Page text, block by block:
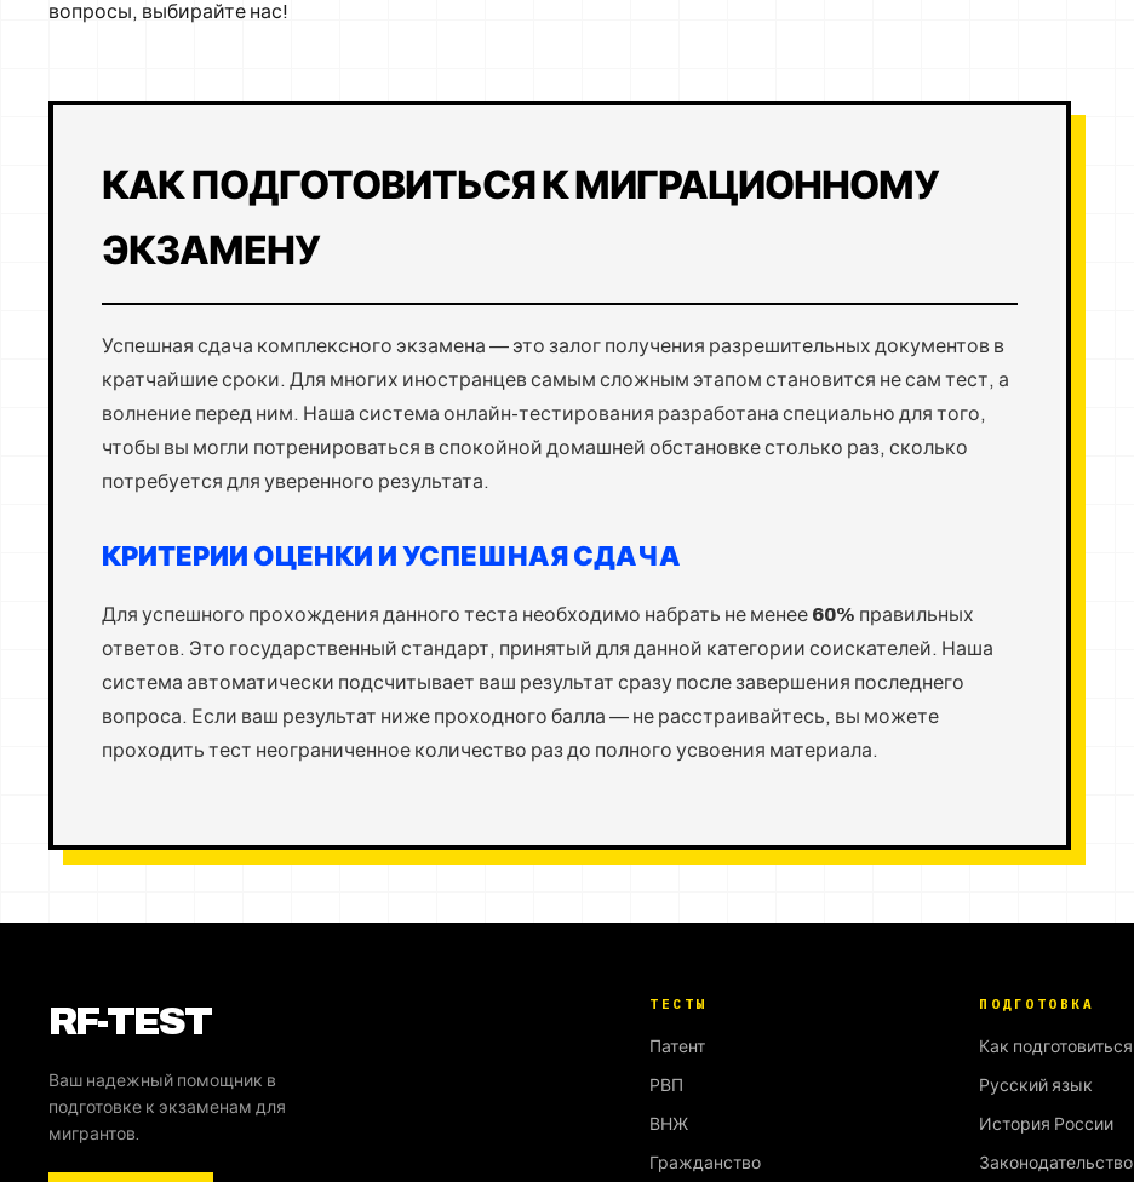
вопросы, выбирайте нас!
КАК ПОДГОТОВИТЬСЯ К МИГРАЦИОННОМУ
ЭКЗАМЕНУ
Успешная сдача комплексного экзамена — это залог получения разрешительных документов в
кратчайшие сроки. Для многих иностранцев самым сложным этапом становится не сам тест, а
волнение перед ним. Наша система онлайн-тестирования разработана специально для того,
чтобы вы могли потренироваться в спокойной домашней обстановке столько раз, сколько
потребуется для уверенного результата.
КРИТЕРИИ ОЦЕНКИ И УСПЕШНАЯ СДАЧА
Для успешного прохождения данного теста необходимо набрать не менее 60% правильных
ответов. Это государственный стандарт, принятый для данной категории соискателей. Наша
система автоматически подсчитывает ваш результат сразу после завершения последнего
вопроса. Если ваш результат ниже проходного балла — не расстраивайтесь, вы можете
проходить тест неограниченное количество раз до полного усвоения материала.
RF-TEST
Ваш надежный помощник в
подготовке к экзаменам для
мигрантов.
ТЕСТЫ
Патент
РВП
ВНЖ
Гражданство
ПОДГОТОВКА
Как подготовиться
Русский язык
История России
Законодательство